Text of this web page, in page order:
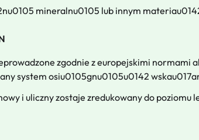
mineralnu0105 lub innym
zgodnie z europejskimi normami
system osiu0105gnu0105u0142
i uliczny zostaje zredukowany do